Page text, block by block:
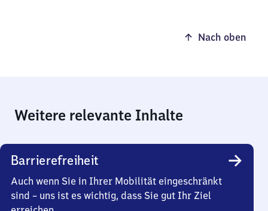
Nach oben
Weitere relevante Inhalte
Barrierefreiheit
Auch wenn Sie in Ihrer Mobilität eingeschränkt
sind – uns ist es wichtig, dass Sie gut Ihr Ziel